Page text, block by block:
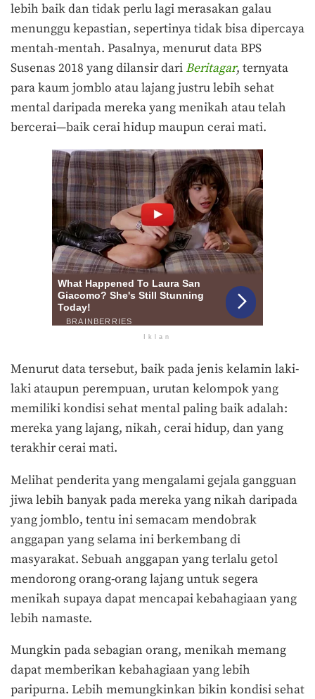
lebih baik dan tidak perlu lagi merasakan galau
menunggu kepastian, sepertinya tidak bisa dipercaya
mentah-mentah. Pasalnya, menurut data BPS
Susenas 2018 yang dilansir dari Beritagar, ternyata
para kaum jomblo atau lajang justru lebih sehat
mental daripada mereka yang menikah atau telah
bercerai—baik cerai hidup maupun cerai mati.
Iklan
Menurut data tersebut, baik pada jenis kelamin laki-
laki ataupun perempuan, urutan kelompok yang
memiliki kondisi sehat mental paling baik adalah:
mereka yang lajang, nikah, cerai hidup, dan yang
terakhir cerai mati.
Melihat penderita yang mengalami gejala gangguan
jiwa lebih banyak pada mereka yang nikah daripada
yang jomblo, tentu ini semacam mendobrak
anggapan yang selama ini berkembang di
masyarakat. Sebuah anggapan yang terlalu getol
mendorong orang-orang lajang untuk segera
menikah supaya dapat mencapai kebahagiaan yang
lebih namaste.
Mungkin pada sebagian orang, menikah memang
dapat memberikan kebahagiaan yang lebih
paripurna. Lebih memungkinkan bikin kondisi sehat